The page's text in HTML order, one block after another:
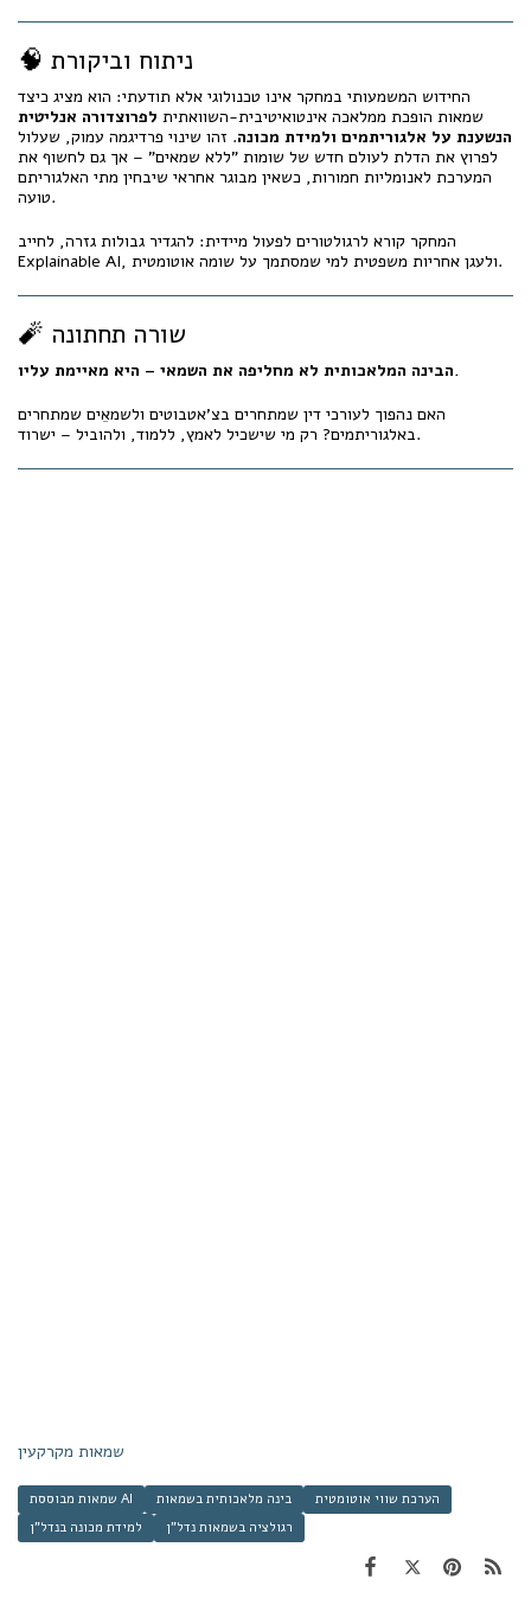
🧠 ניתוח וביקורת
החידוש המשמעותי במחקר אינו טכנולוגי אלא תודעתי: הוא מציג כיצד
שמאות הופכת ממלאכה אינטואיטיבית-השוואתית לפרוצדורה אנליטית
הנשענת על אלגוריתמים ולמידת מכונה. זהו שינוי פרדיגמה עמוק, שעלול
לפרוץ את הדלת לעולם חדש של שומות "ללא שמאים" – אך גם לחשוף את
המערכת לאנומליות חמורות, כשאין מבוגר אחראי שיבחין מתי האלגוריתם
טועה.
המחקר קורא לרגולטורים לפעול מיידית: להגדיר גבולות גזרה, לחייב
Explainable AI, ולעגן אחריות משפטית למי שמסתמך על שומה אוטומטית.
🧨 שורה תחתונה
הבינה המלאכותית לא מחליפה את השמאי – היא מאיימת עליו.
האם נהפוך לעורכי דין שמתחרים בצ'אטבוטים ולשמאֵים שמתחרים
באלגוריתמים? רק מי שישכיל לאמץ, ללמוד, ולהוביל – ישרוד.
שמאות מקרקעין
שמאות מבוססת AI בינה מלאכותית בשמאות
הערכת שווי אוטומטית
למידת מכונה בנדל"ן
רגולציה בשמאות נדל"ן